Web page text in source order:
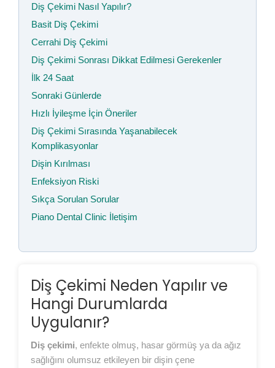
Diş Çekimi Nasıl Yapılır?
Basit Diş Çekimi
Cerrahi Diş Çekimi
Diş Çekimi Sonrası Dikkat Edilmesi Gerekenler
İlk 24 Saat
Sonraki Günlerde
Hızlı İyileşme İçin Öneriler
Diş Çekimi Sırasında Yaşanabilecek
Komplikasyonlar
Dişin Kırılması
Enfeksiyon Riski
Sıkça Sorulan Sorular
Piano Dental Clinic İletişim
Diş Çekimi Neden Yapılır ve
Hangi Durumlarda
Uygulanır?
Diş çekimi, enfekte olmuş, hasar görmüş ya da ağız
sağlığını olumsuz etkileyen bir dişin çene